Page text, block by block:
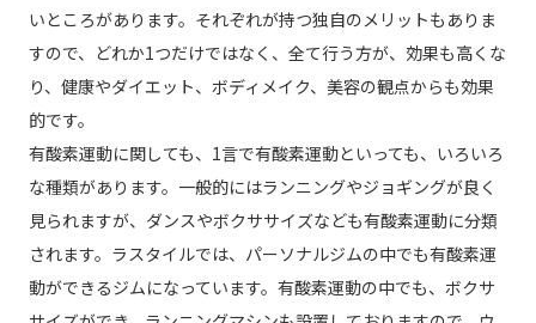
いところがあります。それぞれが持つ独自のメリットもありま
すので、どれか1つだけではなく、全て行う方が、効果も高くな
り、健康やダイエット、ボディメイク、美容の観点からも効果
的です。
有酸素運動に関しても、1言で有酸素運動といっても、いろいろ
な種類があります。一般的にはランニングやジョギングが良く
見られますが、ダンスやボクササイズなども有酸素運動に分類
されます。ラスタイルでは、パーソナルジムの中でも有酸素運
動ができるジムになっています。有酸素運動の中でも、ボクサ